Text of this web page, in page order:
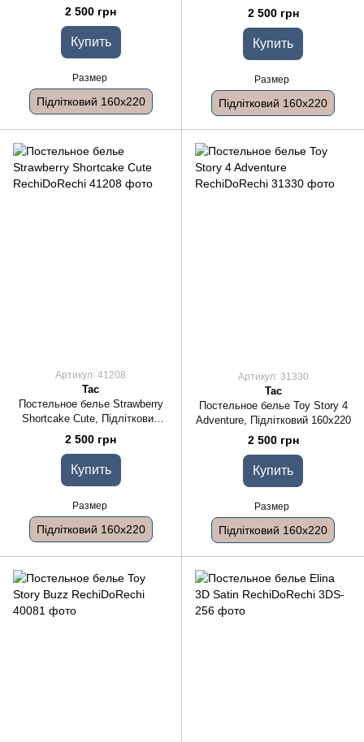
2 500 грн
Купить
Размер
Підлітковий 160x220
2 500 грн
Купить
Размер
Підлітковий 160x220
Артикул: 41208
Tac
Постельное белье Strawberry
Shortcake Cute, Підлітковий
160x220
2 500 грн
Купить
Размер
Підлітковий 160x220
Артикул: 31330
Tac
Постельное белье Toy Story 4
Adventure, Підлітковий 160x220
2 500 грн
Купить
Размер
Підлітковий 160x220